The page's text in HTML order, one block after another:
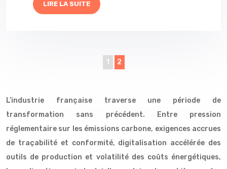
LIRE LA SUITE
1 2
L’industrie française traverse une période de
transformation sans précédent. Entre pression
réglementaire sur les émissions carbone, exigences accrues
de traçabilité et conformité, digitalisation accélérée des
outils de production et volatilité des coûts énergétiques,